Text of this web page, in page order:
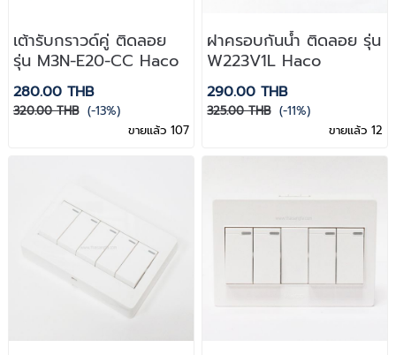
เต้ารับกราวด์คู่ ติดลอย
รุ่น M3N-E20-CC Haco
280.00 THB
320.00 THB (-13%)
ขายแล้ว 107
ฝาครอบกันน้ำ ติดลอย รุ่น
W223V1L Haco
290.00 THB
325.00 THB (-11%)
ขายแล้ว 12